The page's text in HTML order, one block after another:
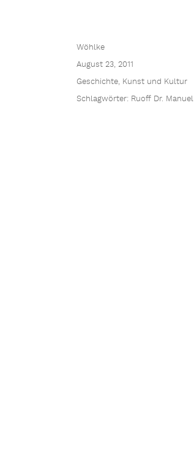
Wöhlke
August 23, 2011
Geschichte, Kunst und Kultur
Schlagwörter: Ruoff Dr. Manuel